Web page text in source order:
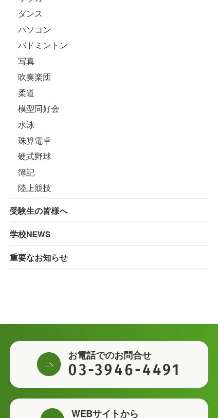
ダンス
パソコン
バドミントン
写真
吹奏楽団
柔道
模型同好会
水泳
珠算電卓
硬式野球
簿記
陸上競技
受験生の皆様へ
学校NEWS
重要なお知らせ
お電話でのお問合せ
03-3946-4491
WEBサイトから